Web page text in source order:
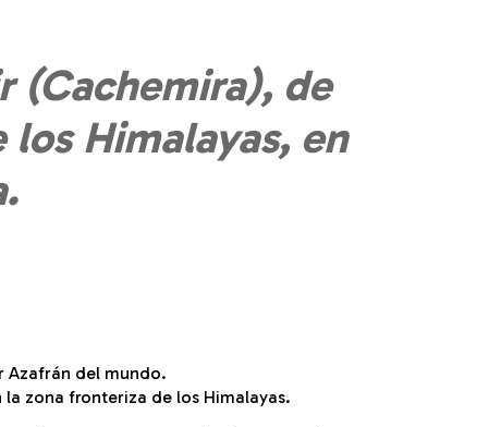
(Cachemira), de
Himalayas, en
Azafrán del mundo.
zona fronteriza de los Himalayas.